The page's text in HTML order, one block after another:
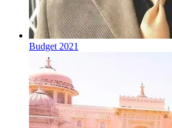
Budget 2021